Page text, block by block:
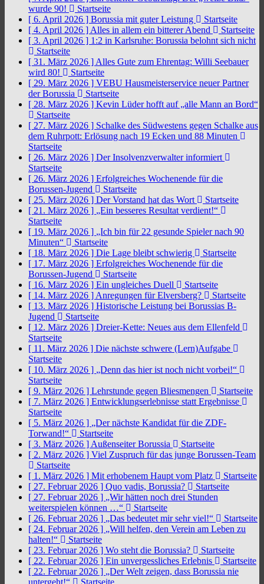
wurde 90!
Startseite
[ 6. April 2026 ] Borussia mit guter Leistung
Startseite
[ 4. April 2026 ] Alles in allem ein bitterer Abend
Startseite
[ 3. April 2026 ] 1:2 in Karlsruhe: Borussia belohnt sich nicht
Startseite
[ 31. März 2026 ] Alles Gute zum Ehrentag: Willi Seebauer
wird 80!
Startseite
[ 29. März 2026 ] VEBU Hausmeisterservice neuer Partner
der Borussia
Startseite
[ 28. März 2026 ] Kevin Lüder hofft auf „alle Mann an Bord“
Startseite
[ 27. März 2026 ] Schalke des Südwestens gegen Schalke aus
dem Ruhrpott: Erlösung nach 19 Ecken und 88 Minuten
Startseite
[ 26. März 2026 ] Der Insolvenzverwalter informiert
Startseite
[ 26. März 2026 ] Erfolgreiches Wochenende für die
Borussen-Jugend
Startseite
[ 25. März 2026 ] Der Vorstand hat das Wort
Startseite
[ 21. März 2026 ] „Ein besseres Resultat verdient!“
Startseite
[ 19. März 2026 ] „Ich bin für 22 gesunde Spieler nach 90
Minuten“
Startseite
[ 18. März 2026 ] Die Lage bleibt schwierig
Startseite
[ 17. März 2026 ] Erfolgreiches Wochenende für die
Borussen-Jugend
Startseite
[ 16. März 2026 ] Ein ungleiches Duell
Startseite
[ 14. März 2026 ] Anregungen für Elversberg?
Startseite
[ 13. März 2026 ] Historische Leistung bei Borussias B-
Jugend
Startseite
[ 12. März 2026 ] Dreier-Kette: Neues aus dem Ellenfeld
Startseite
[ 11. März 2026 ] Die nächste schwere (Lern)Aufgabe
Startseite
[ 10. März 2026 ] „Denn das hier ist noch nicht vorbei!“
Startseite
[ 9. März 2026 ] Lehrstunde gegen Bliesmengen
Startseite
[ 7. März 2026 ] Entwicklungserlebnisse statt Ergebnisse
Startseite
[ 5. März 2026 ] „Der nächste Kandidat für die ZDF-
Torwand!“
Startseite
[ 3. März 2026 ] Außenseiter Borussia
Startseite
[ 2. März 2026 ] Viel Zuspruch für das junge Borussen-Team
Startseite
[ 1. März 2026 ] Mit erhobenem Haupt vom Platz
Startseite
[ 27. Februar 2026 ] Quo vadis, Borussia?
Startseite
[ 27. Februar 2026 ] „Wir hätten noch drei Stunden
weiterspielen können …“
Startseite
[ 26. Februar 2026 ] „Das bedeutet mir sehr viel!“
Startseite
[ 24. Februar 2026 ] „Will helfen, den Verein am Leben zu
halten!“
Startseite
[ 23. Februar 2026 ] Wo steht die Borussia?
Startseite
[ 22. Februar 2026 ] Ein unvergessliches Erlebnis
Startseite
[ 22. Februar 2026 ] „Der Welt zeigen, dass Borussia nie
untergeht!“
Startseite